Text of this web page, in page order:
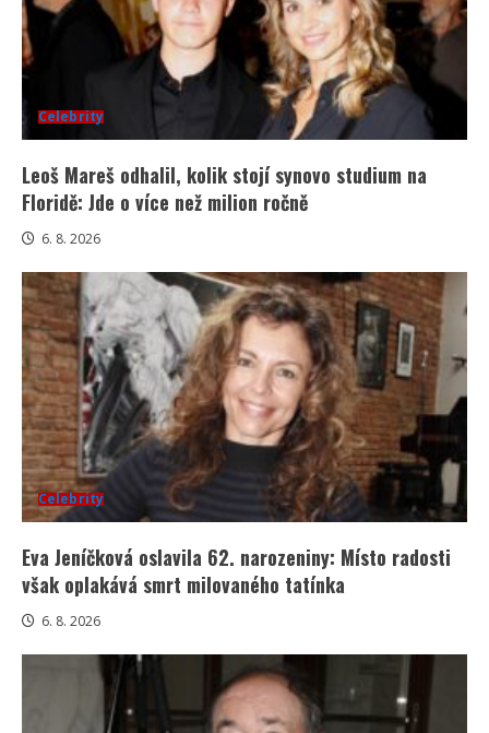
Celebrity
Leoš Mareš odhalil, kolik stojí synovo studium na
Floridě: Jde o více než milion ročně
6. 8. 2026
Celebrity
Eva Jeníčková oslavila 62. narozeniny: Místo radosti
však oplakává smrt milovaného tatínka
6. 8. 2026